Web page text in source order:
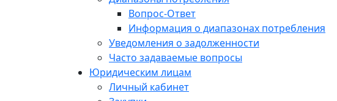
Вопрос-Ответ
Информация о диапазонах потребления
Уведомления о задолженности
Часто задаваемые вопросы
Юридическим лицам
Личный кабинет